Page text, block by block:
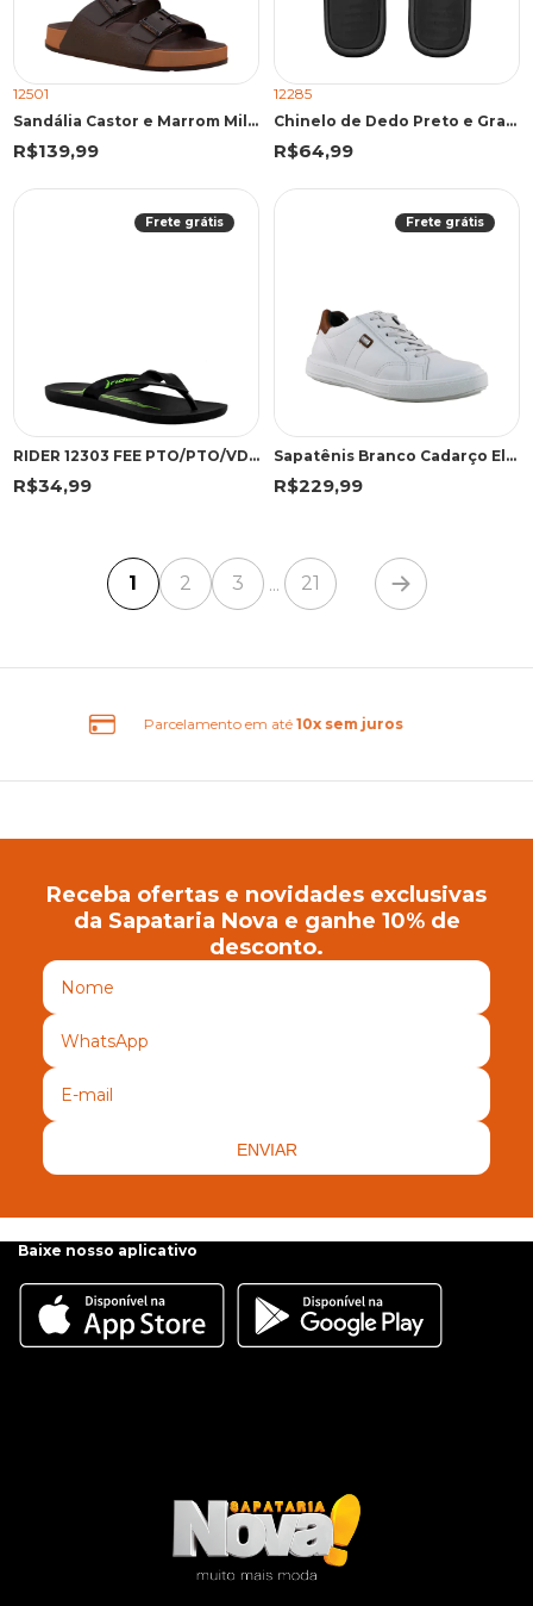
12501
Sandália Castor e Marrom Milão Plus | Cartago
R$139,99
12285
Chinelo de Dedo Preto e Grafite Elegante Casual | Cartago
R$64,99
Frete grátis
RIDER 12303 FEE PTO/PTO/VDE 43 PKV 12303 PRETO/PRETO/VERDE
R$34,99
Frete grátis
Sapatênis Branco Cadarço Elástico | Pegada
R$229,99
1 2 3 ... 21
Frete Grátis Brasil
Receba ofertas e novidades exclusivas
da Sapataria Nova e ganhe 10% de
desconto.
ENVIAR
Baixe nosso aplicativo